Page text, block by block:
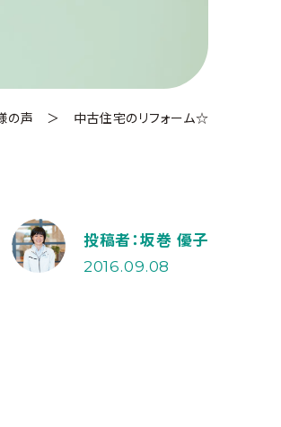
の声 ＞ 中古住宅のリフォーム☆
投稿者：坂巻 優子
2016.09.08